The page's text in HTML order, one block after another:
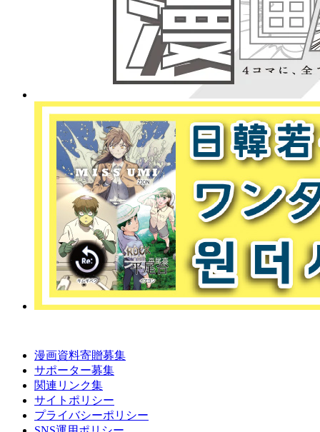
漫画資料寄贈募集
サポーター募集
関連リンク集
サイトポリシー
プライバシーポリシー